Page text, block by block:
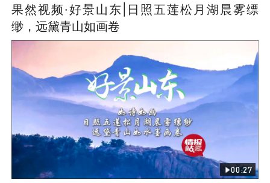
果然视频·好景山东|日照五莲松月湖晨雾缥
缈，远黛青山如画卷
00:27